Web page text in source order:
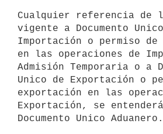
Cualquier referencia de
vigente a Documento
Importación o permiso de
en las operaciones de
Admisión Temporaria o a
Unico de Exportación o
exportación en las
Exportación, se